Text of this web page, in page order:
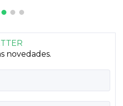
novedades.